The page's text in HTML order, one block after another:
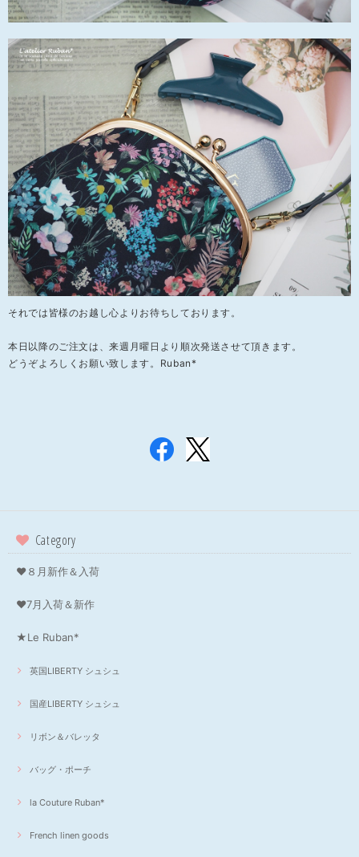
それでは皆様のお越し心よりお待ちしております。
本日以降のご注文は、来週月曜日より順次発送させて頂きます。
どうぞよろしくお願い致します。Ruban*
Category
❤８月新作＆入荷
❤7月入荷＆新作
★Le Ruban*
英国LIBERTY シュシュ
国産LIBERTY シュシュ
リボン＆バレッタ
バッグ・ポーチ
la Couture Ruban*
French linen goods